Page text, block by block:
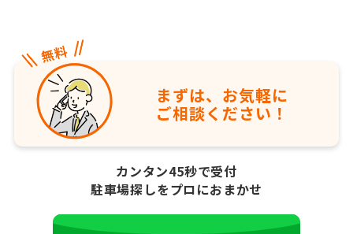
まずは、お気軽に
ご相談ください！
カンタン45秒で受付
駐車場探しをプロにおまかせ